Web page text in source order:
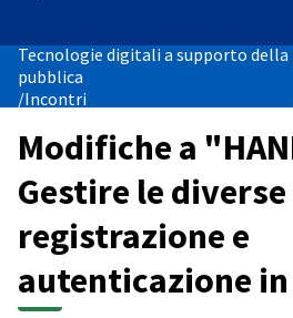
Tecnologie digitali a supporto
pubblica
/Incontri
Modifiche a
Gestire le
registrazione e
autenticazione